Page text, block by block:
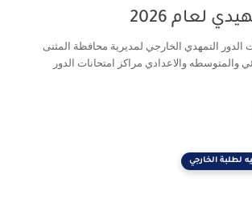
لعام 2026
الدور التمهدي الخارجي لمديرية محافظة المثنى
والمتوسطه والاعدادي مراكز امتحانات الدور
لطلبة الخارجي